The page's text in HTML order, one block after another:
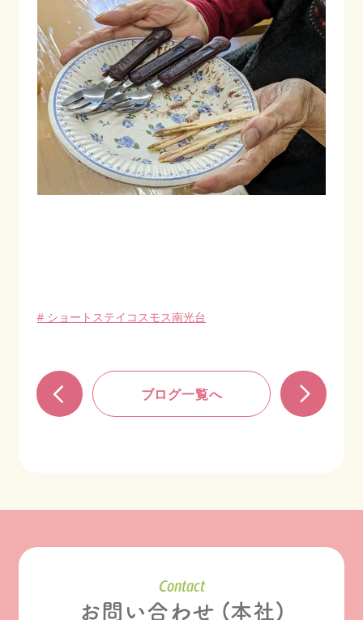
# ショートステイコスモス南光台
ブログ一覧へ
Contact
お問い合わせ (本社)